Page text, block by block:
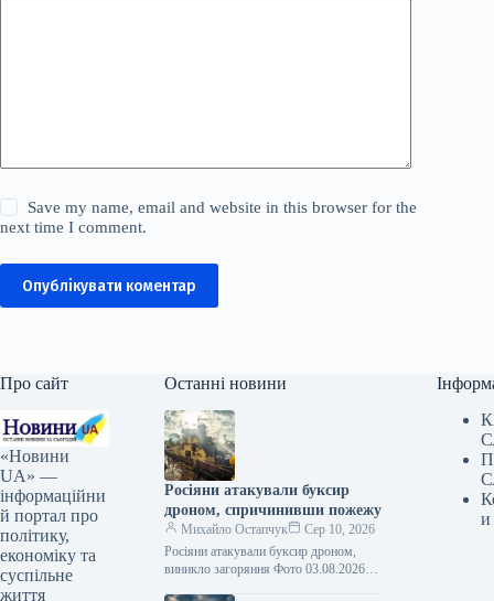
Save my name, email and website in this browser for the
next time I comment.
Опублікувати коментар
Про сайт
«Новини
UA» —
інформаційни
й портал про
політику,
економіку та
суспільне
життя
Останні новини
Росіяни атакували буксир
дроном, спричинивши пожежу
Михайло Остапчук
Сер 10, 2026
Росіяни атакували буксир дроном,
виникло загоряння Фото 03.08.2026
и